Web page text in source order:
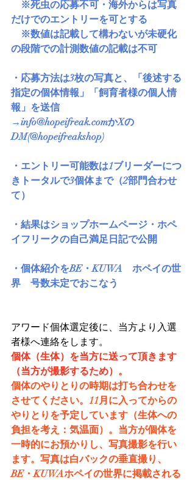
※死虫の応募不可・海外からは写真
だけでのエントリーを可とする
※数値は記載して構わないが未硬化
の段階での計測数値の記載は不可
・応募方法は3枚の写真と、「後述する
指定の個体情報」「飼育者様の個人情
報」を送信
→info@hopeifreak.comかXの
DM(@hopeifreakshop)
・エントリー可能数は1ブリーダーにつ
きトータルで3個体まで（2部門合わせ
て）
・結果はショップホームページ・ホペ
イフリークの自己満足日記で公開
・個体紹介をBE・KUWA　ホペイの世
界　号数未定でおこなう
アワード個体選定後に、当方より入選
者様へ連絡をします。
個体（生体）を当方に送って頂きます
（当方が撮影するため）。
個体のやりとりの時期は打ち合わせを
させてください。11月に入ってからの
やりとりを予定しています（生体への
負担を考え：気温面）。当方が個体を
一時的にお預かりし、写真撮影を行い
ます。写真は白バックの垂直撮り、
BE・KUWAホペイの世界に掲載される